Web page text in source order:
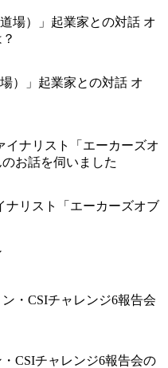
）」起業家との対話 オ
ナリスト「エーカーズオブ
CSIチャレンジ6報告会の